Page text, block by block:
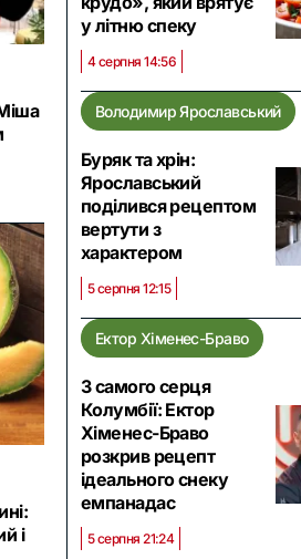
і
у літню спеку
4 серпня 14:56
Володимир Ярославський
Буряк та хрін:
Ярославський
поділився рецептом
вертути з
характером
5 серпня 12:15
Ектор Хіменес-Браво
З самого серця
Колумбії: Ектор
Хіменес-Браво
розкрив рецепт
ідеального снеку
емпанадас
5 серпня 21:24